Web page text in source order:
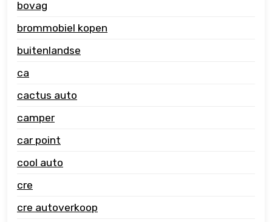
bovag
brommobiel kopen
buitenlandse
ca
cactus auto
camper
car point
cool auto
cre
cre autoverkoop